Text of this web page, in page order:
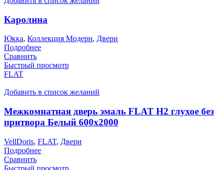
Каролина
Юкка, Коллекция Модерн, Двери
Подробнее
Сравнить
Быстрый просмотр
FLAT
Добавить в список желаний
Межкомнатная дверь эмаль FLAT H2 глухое без
притвора Белый 600х2000
VellDoris, FLAT, Двери
Подробнее
Сравнить
Быстрый просмотр